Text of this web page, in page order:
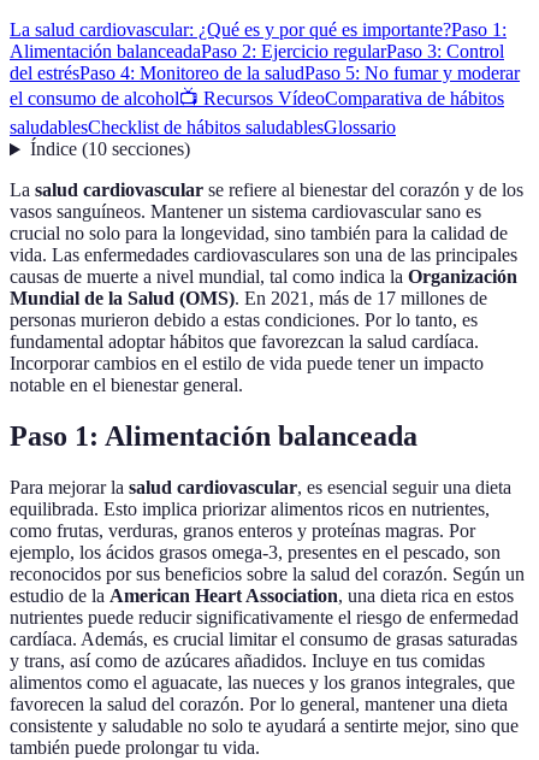
La salud cardiovascular: ¿Qué es y por qué es importante?Paso 1:
Alimentación balanceadaPaso 2: Ejercicio regularPaso 3: Control
del estrésPaso 4: Monitoreo de la saludPaso 5: No fumar y moderar
el consumo de alcohol📺 Recursos VídeoComparativa de hábitos
saludablesChecklist de hábitos saludablesGlossario
Índice(10 secciones)
La salud cardiovascular se refiere al bienestar del corazón y de los
vasos sanguíneos. Mantener un sistema cardiovascular sano es
crucial no solo para la longevidad, sino también para la calidad de
vida. Las enfermedades cardiovasculares son una de las principales
causas de muerte a nivel mundial, tal como indica la Organización
Mundial de la Salud (OMS). En 2021, más de 17 millones de
personas murieron debido a estas condiciones. Por lo tanto, es
fundamental adoptar hábitos que favorezcan la salud cardíaca.
Incorporar cambios en el estilo de vida puede tener un impacto
notable en el bienestar general.
Paso 1: Alimentación balanceada
Para mejorar la salud cardiovascular, es esencial seguir una dieta
equilibrada. Esto implica priorizar alimentos ricos en nutrientes,
como frutas, verduras, granos enteros y proteínas magras. Por
ejemplo, los ácidos grasos omega-3, presentes en el pescado, son
reconocidos por sus beneficios sobre la salud del corazón. Según un
estudio de la American Heart Association, una dieta rica en estos
nutrientes puede reducir significativamente el riesgo de enfermedad
cardíaca. Además, es crucial limitar el consumo de grasas saturadas
y trans, así como de azúcares añadidos. Incluye en tus comidas
alimentos como el aguacate, las nueces y los granos integrales, que
favorecen la salud del corazón. Por lo general, mantener una dieta
consistente y saludable no solo te ayudará a sentirte mejor, sino que
también puede prolongar tu vida.